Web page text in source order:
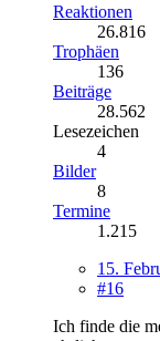
Reaktionen
26.816
Trophäen
136
Beiträge
28.562
Lesezeichen
4
Bilder
8
Termine
1.215
15.
#16
Ich finde die